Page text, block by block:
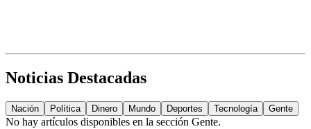
Noticias Destacadas
Nación Política Dinero Mundo Deportes Tecnología Gente
No hay artículos disponibles en la sección Gente.